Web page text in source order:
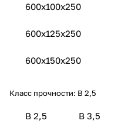
600x100x250
600x125x250
600x150x250
Класс прочности: B 2,5
B 2,5 B 3,5